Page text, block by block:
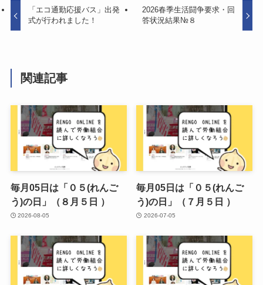
「エコ通勤応援バス」出発
式が行われました！
2026春季生活闘争要求・回
答状況結果№８
関連記事
毎月05日は「０５(れんご
う)の日」（８月５日 ）
2026-08-05
毎月05日は「０５(れんご
う)の日」（７月５日 ）
2026-07-05